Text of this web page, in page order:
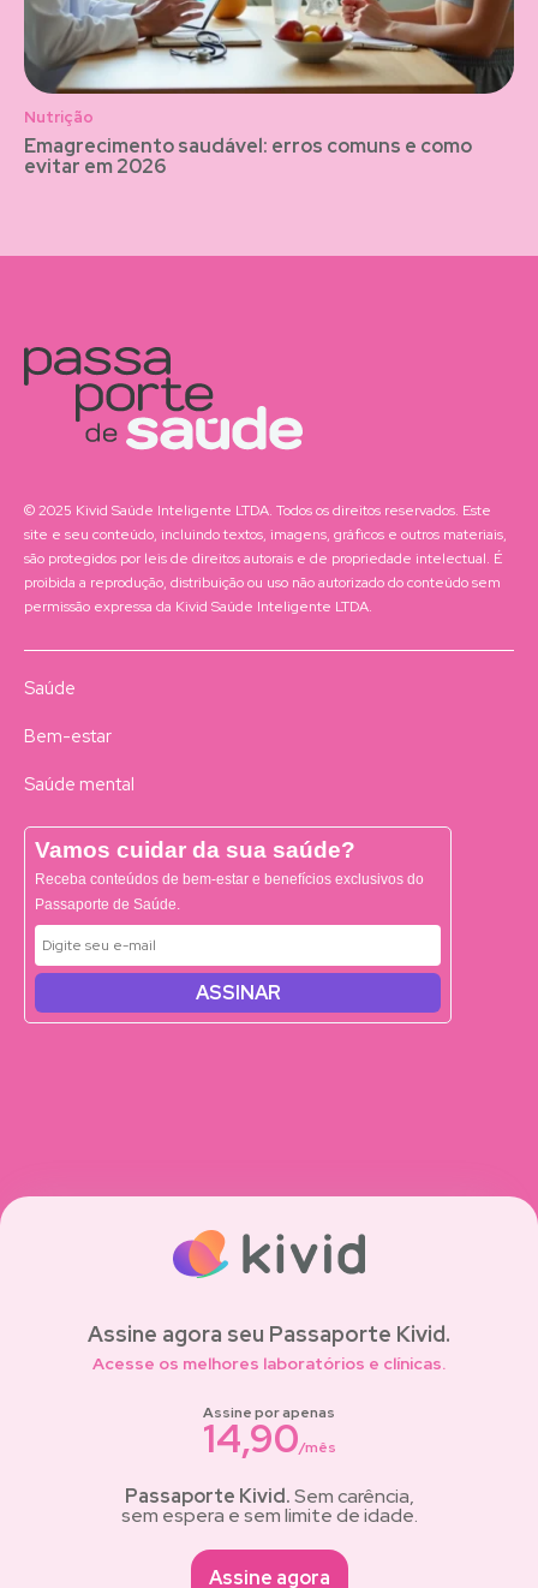
Nutrição
Emagrecimento saudável: erros comuns e como
evitar em 2026
© 2025 Kivid Saúde Inteligente LTDA. Todos os direitos reservados. Este
site e seu conteúdo, incluindo textos, imagens, gráficos e outros materiais,
são protegidos por leis de direitos autorais e de propriedade intelectual. É
proibida a reprodução, distribuição ou uso não autorizado do conteúdo sem
permissão expressa da Kivid Saúde Inteligente LTDA.
Saúde
Bem-estar
Saúde mental
Vamos cuidar da sua saúde?
Receba conteúdos de bem-estar e benefícios exclusivos do
Passaporte de Saúde.
ASSINAR
Assine agora seu Passaporte Kivid.
Acesse os melhores laboratórios e clínicas.
Assine por apenas
14,90/mês
Passaporte Kivid.Sem carência,
sem espera e sem limite de idade.
Assine agora